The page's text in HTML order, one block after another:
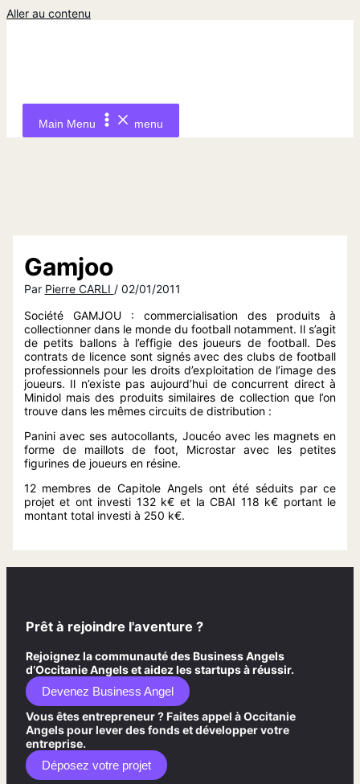
Aller au contenu
Main Menu menu
Gamjoo
Par Pierre CARLI / 02/01/2011
Société GAMJOU : commercialisation des produits à
collectionner dans le monde du football notamment. Il s’agit
de petits ballons à l’effigie des joueurs de football. Des
contrats de licence sont signés avec des clubs de football
professionnels pour les droits d’exploitation de l’image des
joueurs. Il n’existe pas aujourd’hui de concurrent direct à
Minidol mais des produits similaires de collection que l’on
trouve dans les mêmes circuits de distribution :
Panini avec ses autocollants, Joucéo avec les magnets en
forme de maillots de foot, Microstar avec les petites
figurines de joueurs en résine.
12 membres de Capitole Angels ont été séduits par ce
projet et ont investi 132 k€ et la CBAI 118 k€ portant le
montant total investi à 250 k€.
Prêt à rejoindre l'aventure ?
Rejoignez la communauté des Business Angels
d’Occitanie Angels et aidez les startups à réussir.
Devenez Business Angel
Vous êtes entrepreneur ? Faites appel à Occitanie
Angels pour lever des fonds et développer votre
entreprise.
Déposez votre projet